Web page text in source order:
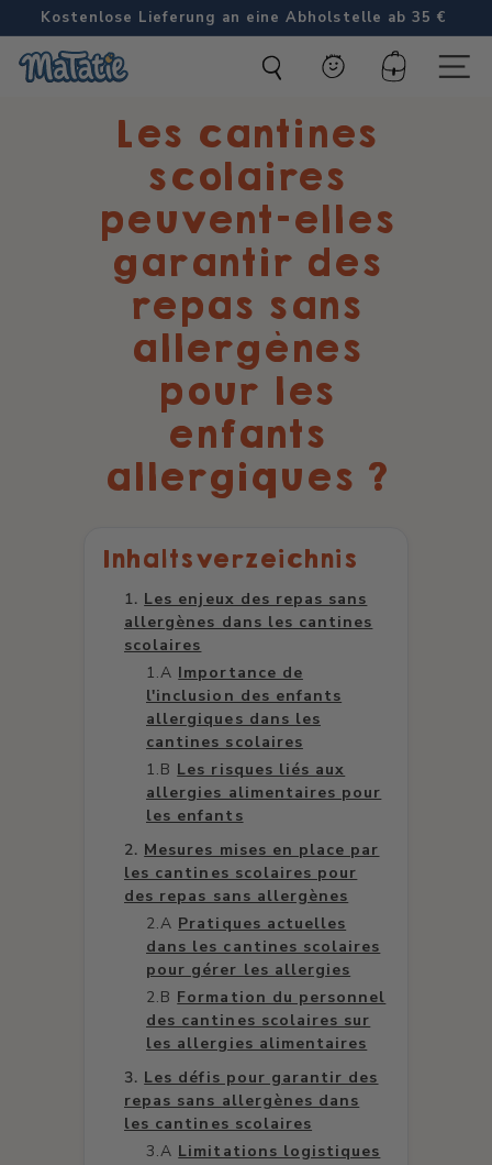
Weiter
zum
Inhalt
Diashow
Pause
Kostenlose Lieferung an eine Abholstelle ab 35 €
Ohne die 14 wichtigsten Allergene
M
Konto
Les cantines
scolaires
peuvent-elles
garantir des
repas sans
allergènes
pour les
enfants
allergiques ?
Inhaltsverzeichnis
Les enjeux des repas sans
allergènes dans les cantines
scolaires
Importance de
l'inclusion des enfants
allergiques dans les
cantines scolaires
Les risques liés aux
allergies alimentaires pour
les enfants
Mesures mises en place par
les cantines scolaires pour
des repas sans allergènes
Pratiques actuelles
dans les cantines scolaires
pour gérer les allergies
Formation du personnel
des cantines scolaires sur
les allergies alimentaires
Les défis pour garantir des
repas sans allergènes dans
les cantines scolaires
Limitations logistiques